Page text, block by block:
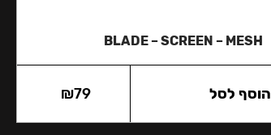
BLADE – SCREEN – MESH
₪79 הוסף לסל